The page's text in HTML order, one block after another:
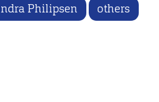
Philipsen others